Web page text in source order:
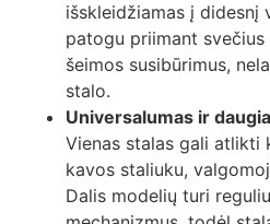
išskleidžiamas į didesnį
patogu priimant
šeimos susibūrimus,
stalo.
Universalumas ir
Vienas stalas gali atlikti
kavos staliuku,
Dalis modelių turi